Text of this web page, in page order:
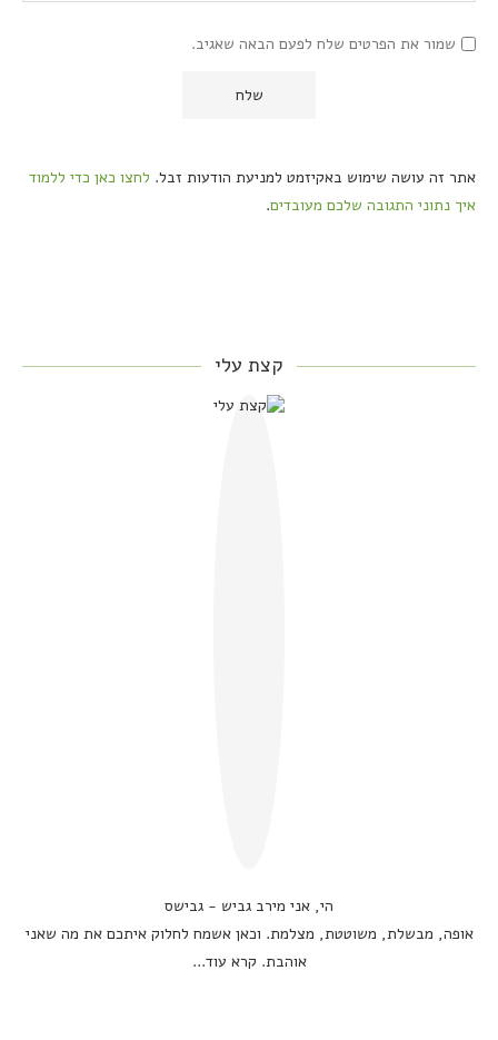
שמור את הפרטים שלח לפעם הבאה שאגיב.
אתר זה עושה שימוש באקיזמט למניעת הודעות זבל. לחצו כאן כדי ללמוד
איך נתוני התגובה שלכם מעובדים.
קצת עלי
הי, אני מירב גביש - גבישס
אופה, מבשלת, משוטטת, מצלמת. וכאן אשמח לחלוק איתכם את מה שאני
אוהבת. קרא עוד...